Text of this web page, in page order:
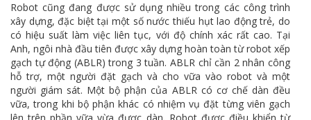
Robot cũng đang được sử dụng nhiều trong các công trình
xây dựng, đặc biệt tại một số nước thiếu hụt lao động trẻ, do
có hiệu suất làm việc liên tục, với độ chính xác rất cao. Tại
Anh, ngôi nhà đầu tiên được xây dựng hoàn toàn từ robot xếp
gạch tự động (ABLR) trong 3 tuần. ABLR chỉ cần 2 nhân công
hỗ trợ, một người đặt gạch và cho vữa vào robot và một
người giám sát. Một bộ phận của ABLR có cơ chế dàn đều
vữa, trong khi bộ phận khác có nhiệm vụ đặt từng viên gạch